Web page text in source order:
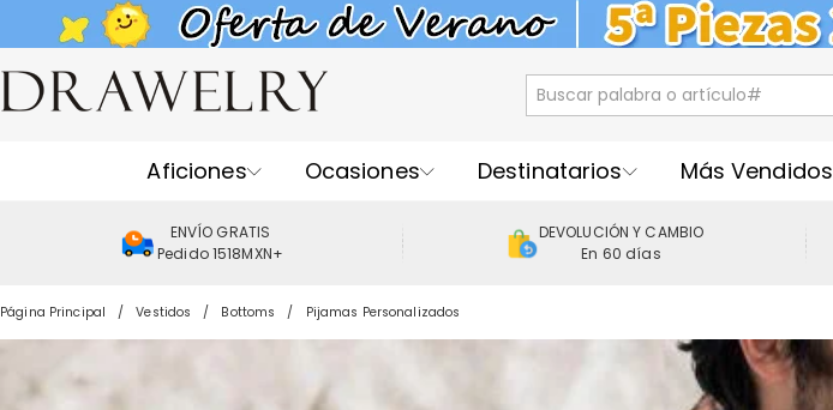
Aficiones Ocasiones Destinatarios Más Vendidos
ENVÍO GRATIS
Pedido 1518MXN+
DEVOLUCIÓN Y CAMBIO
En 60 días
Página Principal Vestidos Bottoms Pijamas Personalizados